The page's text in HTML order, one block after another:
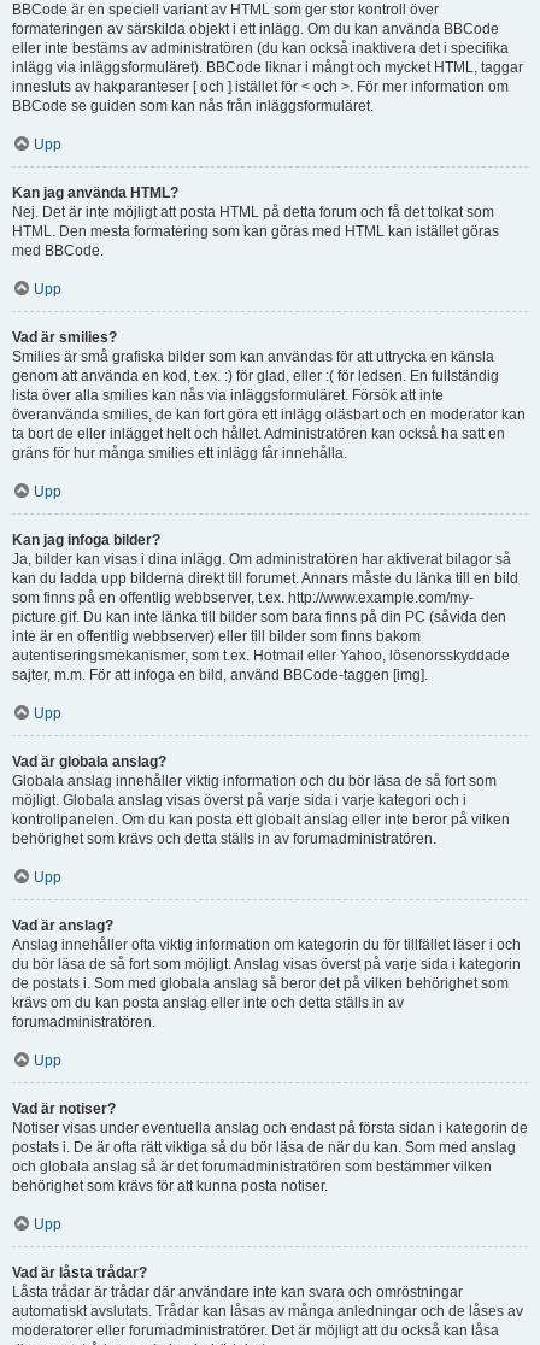
BBCode är en speciell variant av HTML som ger stor kontroll över
formateringen av särskilda objekt i ett inlägg. Om du kan använda BBCode
eller inte bestäms av administratören (du kan också inaktivera det i specifika
inlägg via inläggsformuläret). BBCode liknar i mångt och mycket HTML, taggar
innesluts av hakparanteser [ och ] istället för < och >. För mer information om
BBCode se guiden som kan nås från inläggsformuläret.
Upp
Kan jag använda HTML?
Nej. Det är inte möjligt att posta HTML på detta forum och få det tolkat som
HTML. Den mesta formatering som kan göras med HTML kan istället göras
med BBCode.
Upp
Vad är smilies?
Smilies är små grafiska bilder som kan användas för att uttrycka en känsla
genom att använda en kod, t.ex. :) för glad, eller :( för ledsen. En fullständig
lista över alla smilies kan nås via inläggsformuläret. Försök att inte
överanvända smilies, de kan fort göra ett inlägg oläsbart och en moderator kan
ta bort de eller inlägget helt och hållet. Administratören kan också ha satt en
gräns för hur många smilies ett inlägg får innehålla.
Upp
Kan jag infoga bilder?
Ja, bilder kan visas i dina inlägg. Om administratören har aktiverat bilagor så
kan du ladda upp bilderna direkt till forumet. Annars måste du länka till en bild
som finns på en offentlig webbserver, t.ex. http://www.example.com/my-
picture.gif. Du kan inte länka till bilder som bara finns på din PC (såvida den
inte är en offentlig webbserver) eller till bilder som finns bakom
autentiseringsmekanismer, som t.ex. Hotmail eller Yahoo, lösenorsskyddade
sajter, m.m. För att infoga en bild, använd BBCode-taggen [img].
Upp
Vad är globala anslag?
Globala anslag innehåller viktig information och du bör läsa de så fort som
möjligt. Globala anslag visas överst på varje sida i varje kategori och i
kontrollpanelen. Om du kan posta ett globalt anslag eller inte beror på vilken
behörighet som krävs och detta ställs in av forumadministratören.
Upp
Vad är anslag?
Anslag innehåller ofta viktig information om kategorin du för tillfället läser i och
du bör läsa de så fort som möjligt. Anslag visas överst på varje sida i kategorin
de postats i. Som med globala anslag så beror det på vilken behörighet som
krävs om du kan posta anslag eller inte och detta ställs in av
forumadministratören.
Upp
Vad är notiser?
Notiser visas under eventuella anslag och endast på första sidan i kategorin de
postats i. De är ofta rätt viktiga så du bör läsa de när du kan. Som med anslag
och globala anslag så är det forumadministratören som bestämmer vilken
behörighet som krävs för att kunna posta notiser.
Upp
Vad är låsta trådar?
Låsta trådar är trådar där användare inte kan svara och omröstningar
automatiskt avslutats. Trådar kan låsas av många anledningar och de låses av
moderatorer eller forumadministratörer. Det är möjligt att du också kan låsa